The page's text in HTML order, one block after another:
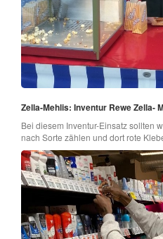
Zella-Mehlis: Inventur Rewe Zella-
Bei diesem Inventur-Einsatz sollten
nach Sorte zählen und dort rote